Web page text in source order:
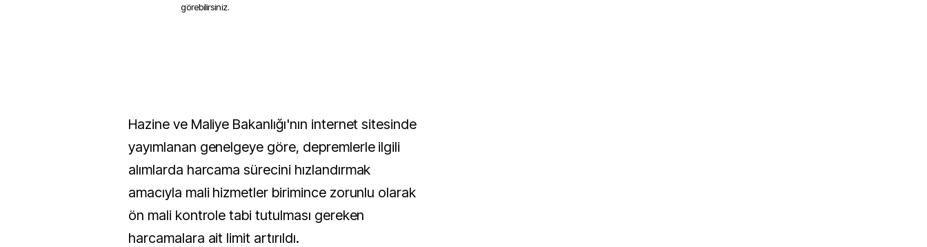
görebilirsiniz.
Hazine ve Maliye Bakanlığı'nın internet sitesinde
yayımlanan genelgeye göre, depremlerle ilgili
alımlarda harcama sürecini hızlandırmak
amacıyla mali hizmetler birimince zorunlu olarak
ön mali kontrole tabi tutulması gereken
harcamalara ait limit artırıldı.